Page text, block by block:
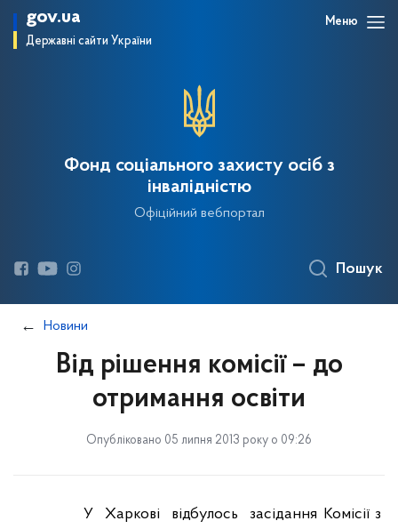
gov.ua
Державні сайти України
Меню
Фонд соціального захисту осіб з
інвалідністю
Офіційний вебпортал
Пошук
Новини
Від рішення комісії – до
отримання освіти
Опубліковано 05 липня 2013 року о 09:26
У Харкові відбулось
засідання Комісії з